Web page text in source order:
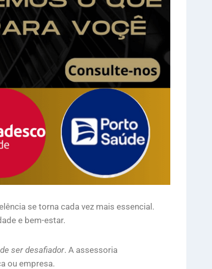
se torna cada vez mais essencial.
e bem-estar.
ser desafiador. A assessoria
ou empresa.